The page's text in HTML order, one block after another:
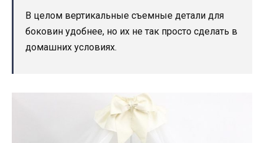
В целом вертикальные съемные детали для
боковин удобнее, но их не так просто сделать в
домашних условиях.